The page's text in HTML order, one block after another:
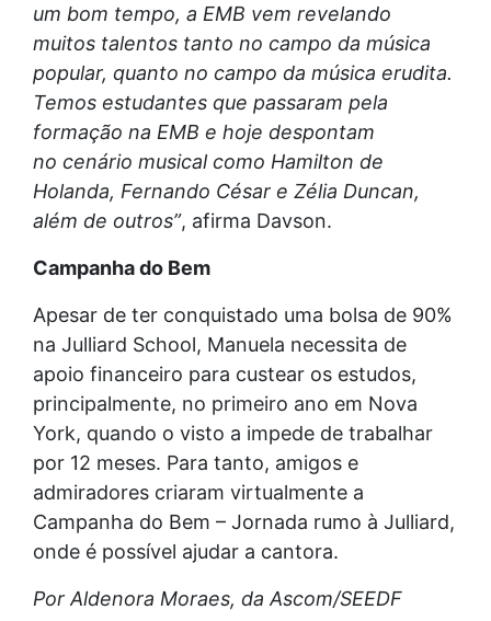
um bom tempo, a EMB vem revelando
muitos talentos tanto no campo da música
popular, quanto no campo da música erudita.
Temos estudantes que passaram pela
formação na EMB e hoje despontam
no cenário musical como Hamilton de
Holanda, Fernando César e Zélia Duncan,
além de outros”, afirma Davson.
Campanha do Bem
Apesar de ter conquistado uma bolsa de 90%
na Julliard School, Manuela necessita de
apoio financeiro para custear os estudos,
principalmente, no primeiro ano em Nova
York, quando o visto a impede de trabalhar
por 12 meses. Para tanto, amigos e
admiradores criaram virtualmente a
Campanha do Bem – Jornada rumo à Julliard,
onde é possível ajudar a cantora.
Por Aldenora Moraes, da Ascom/SEEDF